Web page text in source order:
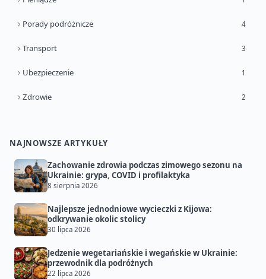
Porady podróżnicze 4
Transport 3
Ubezpieczenie 1
Zdrowie 2
NAJNOWSZE ARTYKUŁY
Zachowanie zdrowia podczas zimowego sezonu na
Ukrainie: grypa, COVID i profilaktyka
8 sierpnia 2026
Najlepsze jednodniowe wycieczki z Kijowa:
odkrywanie okolic stolicy
30 lipca 2026
Jedzenie wegetariańskie i wegańskie w Ukrainie:
przewodnik dla podróżnych
22 lipca 2026